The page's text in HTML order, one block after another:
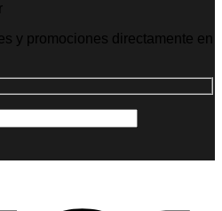
y promociones directamente en